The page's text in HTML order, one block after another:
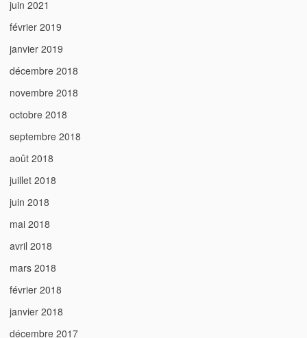
juin 2021
février 2019
janvier 2019
décembre 2018
novembre 2018
octobre 2018
septembre 2018
août 2018
juillet 2018
juin 2018
mai 2018
avril 2018
mars 2018
février 2018
janvier 2018
décembre 2017